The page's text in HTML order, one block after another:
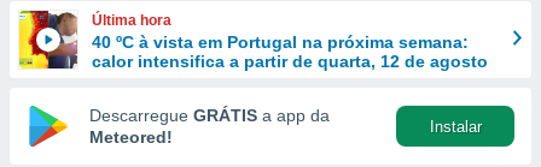
e
forma
digital
Última hora
40 ºC à vista em Portugal na próxima semana:
calor intensifica a partir de quarta, 12 de agosto
Descarregue GRÁTIS a app da
Meteored!
Instalar